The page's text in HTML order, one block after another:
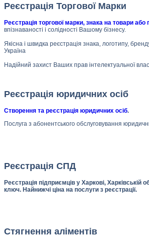
Реєстрація Торгової Марки
Реєстрація торгової марки, знака на товари або
впізнаваності і солідності Вашому бізнесу.
Якісна і швидка реєстрація знака, логотипу,
Україна
Надійний захист Ваших прав інтелектуальної
Реєстрація юридичних осіб
Створення та реєстрація юридичних осіб.
Послуга з абонентського обслуговування
Реєстрація СПД
Реєстрація підприємців у Харкові, Харківській
ключ. Найнижчі ціна на послуги з реєстрації.
Стягнення аліментів